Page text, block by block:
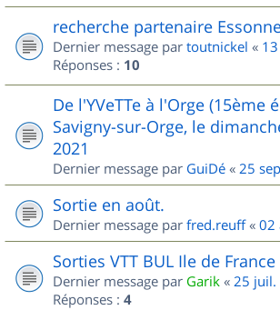
recherche partenaire
Dernier message par toutnickel «
Réponses : 10
De l'YVeTTe à l'Orge (15ème
Savigny-sur-Orge, le
2021
Dernier message par GuiDé « 25
Sortie en août.
Dernier message par fred.reuff« 02
Sorties VTT BUL Ile de
Dernier message par Garik « 25 juil.
Réponses : 4